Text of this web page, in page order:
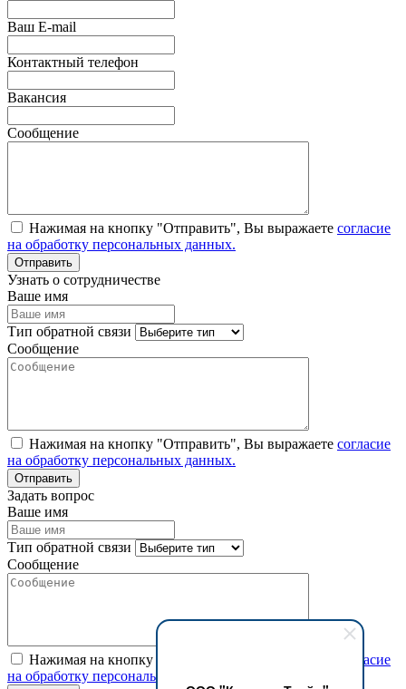
Ваш E-mail
Контактный телефон
Вакансия
Сообщение
Нажимая на кнопку "Отправить", Вы выражаете согласие
на обработку персональных данных.
Узнать о сотрудничестве
Ваше имя
Тип обратной связи
Сообщение
Нажимая на кнопку "Отправить", Вы выражаете согласие
на обработку персональных данных.
Задать вопрос
Ваше имя
Тип обратной связи
Сообщение
Нажимая на кнопку "Отправить", Вы выражаете
согласие
на обработку персональных данных.